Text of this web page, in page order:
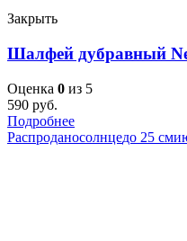
Закрыть
Шалфей дубравный
Оценка 0 из 5
590 руб.
Подробнее
Распроданосолнцедо 25 см